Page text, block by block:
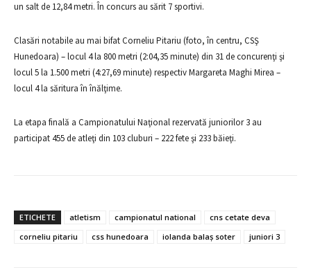
un salt de 12,84 metri. În concurs au sărit 7 sportivi.
Clasări notabile au mai bifat Corneliu Pitariu (foto, în centru, CSŞ
Hunedoara) – locul 4 la 800 metri (2:04,35 minute) din 31 de concurenţi şi
locul 5 la 1.500 metri (4:27,69 minute) respectiv Margareta Maghi Mirea –
locul 4 la săritura în înălţime.
La etapa finală a Campionatului Naţional rezervată juniorilor 3 au
participat 455 de atleţi din 103 cluburi – 222 fete şi 233 băieţi.
ETICHETE atletism campionatul national
cns cetate deva
corneliu pitariu
css hunedoara iolanda balaş soter juniori 3